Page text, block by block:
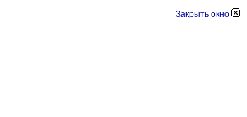
Закрыть окно